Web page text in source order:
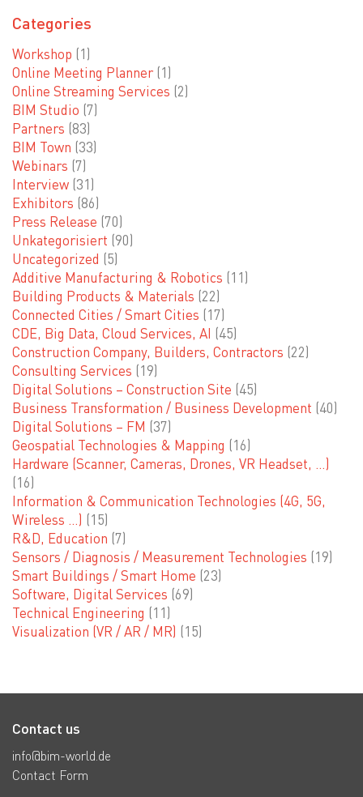
Categories
Workshop (1)
Online Meeting Planner (1)
Online Streaming Services (2)
BIM Studio (7)
Partners (83)
BIM Town (33)
Webinars (7)
Interview (31)
Exhibitors (86)
Press Release (70)
Unkategorisiert (90)
Uncategorized (5)
Additive Manufacturing & Robotics (11)
Building Products & Materials (22)
Connected Cities / Smart Cities (17)
CDE, Big Data, Cloud Services, AI (45)
Construction Company, Builders, Contractors (22)
Consulting Services (19)
Digital Solutions – Construction Site (45)
Business Transformation / Business Development (40)
Digital Solutions – FM (37)
Geospatial Technologies & Mapping (16)
Hardware (Scanner, Cameras, Drones, VR Headset, …)
(16)
Information & Communication Technologies (4G, 5G,
Wireless …) (15)
R&D, Education (7)
Sensors / Diagnosis / Measurement Technologies (19)
Smart Buildings / Smart Home (23)
Software, Digital Services (69)
Technical Engineering (11)
Visualization (VR / AR / MR) (15)
Contact us
info@bim-world.de
Contact Form